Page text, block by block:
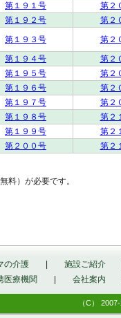
第１９１号 第２
第１９２号 第２
第１９３号 第２
第１９４号
第２
第１９５号
第２
第１９６号
第２
第１９７号
第２
第１９８号
第２
第１９９号
第２
第２００号 第２
料）が必要です。
の介護| 施設ご紹介
医療機関 会社案内
（C）